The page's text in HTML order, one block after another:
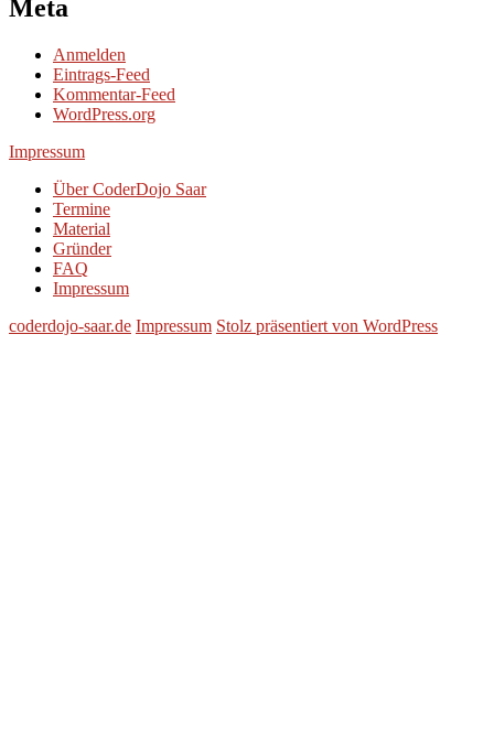
Meta
Anmelden
Eintrags-Feed
Kommentar-Feed
WordPress.org
Impressum
Über CoderDojo Saar
Termine
Material
Gründer
FAQ
Impressum
coderdojo-saar.de Impressum Stolz präsentiert von WordPress